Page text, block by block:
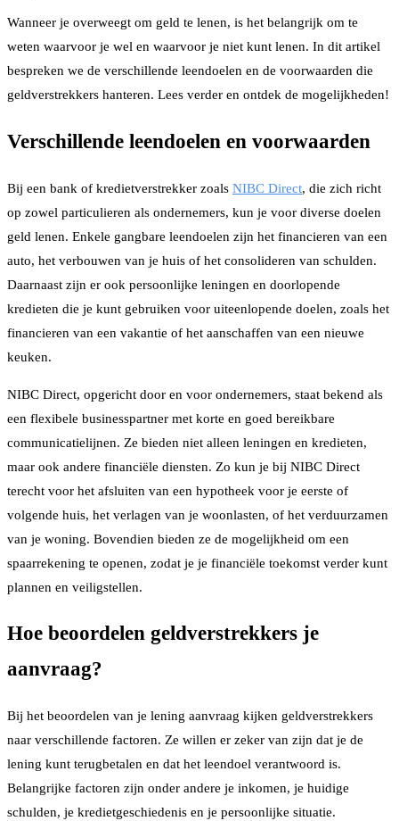
Wanneer je overweegt om geld te lenen, is het belangrijk om te
weten waarvoor je wel en waarvoor je niet kunt lenen. In dit artikel
bespreken we de verschillende leendoelen en de voorwaarden die
geldverstrekkers hanteren. Lees verder en ontdek de mogelijkheden!
Verschillende leendoelen en voorwaarden
Bij een bank of kredietverstrekker zoals NIBC Direct, die zich richt
op zowel particulieren als ondernemers, kun je voor diverse doelen
geld lenen. Enkele gangbare leendoelen zijn het financieren van een
auto, het verbouwen van je huis of het consolideren van schulden.
Daarnaast zijn er ook persoonlijke leningen en doorlopende
kredieten die je kunt gebruiken voor uiteenlopende doelen, zoals het
financieren van een vakantie of het aanschaffen van een nieuwe
keuken.
NIBC Direct, opgericht door en voor ondernemers, staat bekend als
een flexibele businesspartner met korte en goed bereikbare
communicatielijnen. Ze bieden niet alleen leningen en kredieten,
maar ook andere financiële diensten. Zo kun je bij NIBC Direct
terecht voor het afsluiten van een hypotheek voor je eerste of
volgende huis, het verlagen van je woonlasten, of het verduurzamen
van je woning. Bovendien bieden ze de mogelijkheid om een
spaarrekening te openen, zodat je je financiële toekomst verder kunt
plannen en veiligstellen.
Hoe beoordelen geldverstrekkers je
aanvraag?
Bij het beoordelen van je lening aanvraag kijken geldverstrekkers
naar verschillende factoren. Ze willen er zeker van zijn dat je de
lening kunt terugbetalen en dat het leendoel verantwoord is.
Belangrijke factoren zijn onder andere je inkomen, je huidige
schulden, je kredietgeschiedenis en je persoonlijke situatie.